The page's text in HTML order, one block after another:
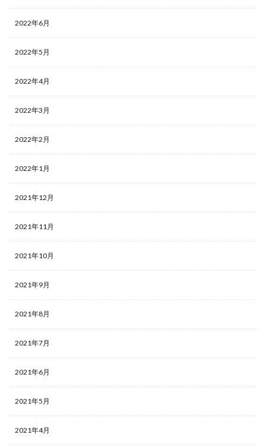
2022年6月
2022年5月
2022年4月
2022年3月
2022年2月
2022年1月
2021年12月
2021年11月
2021年10月
2021年9月
2021年8月
2021年7月
2021年6月
2021年5月
2021年4月